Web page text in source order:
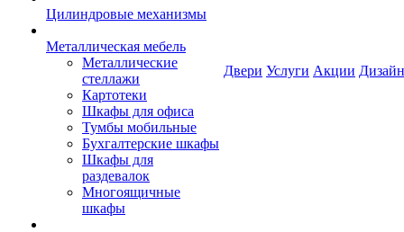
Цилиндровые механизмы
Металлическая мебель
Металлические
стеллажи
Картотеки
Шкафы для офиса
Тумбы мобильные
Бухгалтерские шкафы
Шкафы для
раздевалок
Многоящичные
шкафы
Двери Услуги Акции